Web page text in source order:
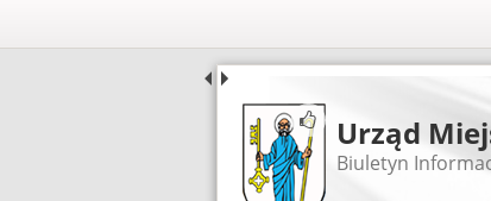
UDOSTĘPNIJ
Urząd
Biuletyn